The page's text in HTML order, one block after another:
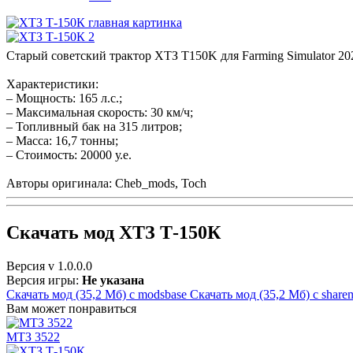
Старый советский трактор ХТЗ T150K для Farming Simulator
Характеристики:
– Мощность: 165 л.с.;
– Максимальная скорость: 30 км/ч;
– Топливный бак на 315 литров;
– Масса: 16,7 тонны;
– Стоимость: 20000 у.е.
Авторы оригинала: Cheb_mods, Toch
Скачать мод ХТЗ Т-150К
Версия v 1.0.0.0
Версия игры: Не указана
Скачать мод (35,2 Мб) с modsbase Скачать мод (35,2 Мб) с
Вам может понравиться
МТЗ 3522